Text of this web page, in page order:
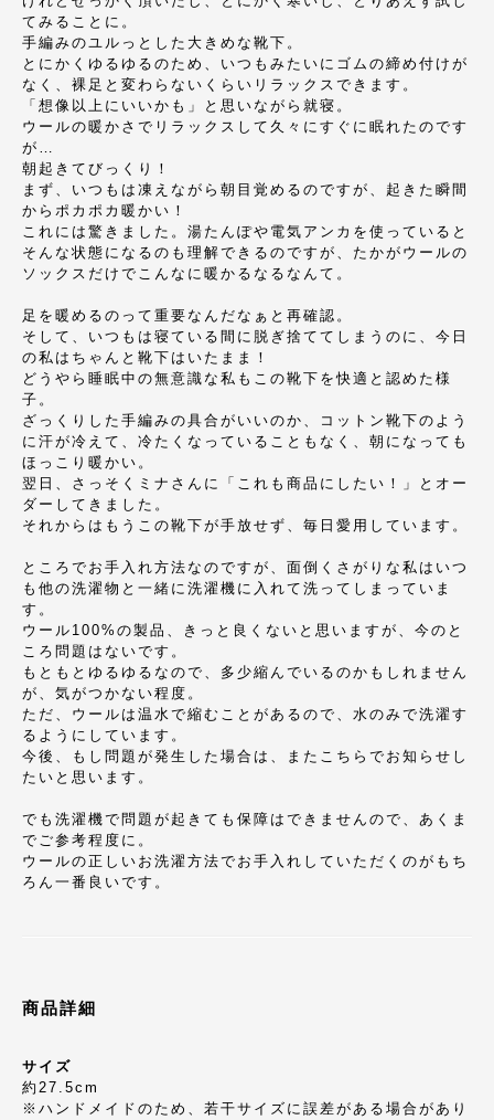
てみることに。
手編みのユルっとした大きめな靴下。
とにかくゆるゆるのため、いつもみたいにゴムの締め付けが
なく、裸足と変わらないくらいリラックスできます。
「想像以上にいいかも」と思いながら就寝。
ウールの暖かさでリラックスして久々にすぐに眠れたのです
が…
朝起きてびっくり！
まず、いつもは凍えながら朝目覚めるのですが、起きた瞬間
からポカポカ暖かい！
これには驚きました。湯たんぽや電気アンカを使っていると
そんな状態になるのも理解できるのですが、たかがウールの
ソックスだけでこんなに暖かるなるなんて。
足を暖めるのって重要なんだなぁと再確認。
そして、いつもは寝ている間に脱ぎ捨ててしまうのに、今日
の私はちゃんと靴下はいたまま！
どうやら睡眠中の無意識な私もこの靴下を快適と認めた様
子。
ざっくりした手編みの具合がいいのか、コットン靴下のよう
に汗が冷えて、冷たくなっていることもなく、朝になっても
ほっこり暖かい。
翌日、さっそくミナさんに「これも商品にしたい！」とオー
ダーしてきました。
それからはもうこの靴下が手放せず、毎日愛用しています。
ところでお手入れ方法なのですが、面倒くさがりな私はいつ
も他の洗濯物と一緒に洗濯機に入れて洗ってしまっていま
す。
ウール100%の製品、きっと良くないと思いますが、今のと
ころ問題はないです。
もともとゆるゆるなので、多少縮んでいるのかもしれません
が、気がつかない程度。
ただ、ウールは温水で縮むことがあるので、水のみで洗濯す
るようにしています。
今後、もし問題が発生した場合は、またこちらでお知らせし
たいと思います。
でも洗濯機で問題が起きても保障はできませんので、あくま
でご参考程度に。
ウールの正しいお洗濯方法でお手入れしていただくのがもち
ろん一番良いです。
商品詳細
サイズ
約27.5cm
※ハンドメイドのため、若干サイズに誤差がある場合があり